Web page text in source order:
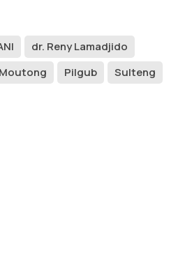
dr. Reny Lamadjido
Pilgub Sulteng